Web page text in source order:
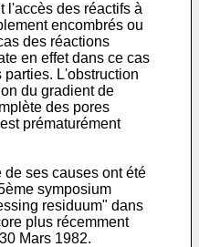
l'accès des réactifs à
encombrés ou
des réactions
en effet dans ce cas
L'obstruction
du gradient de
des pores
prématurément
ses causes ont été
symposium
residuum" dans
plus récemment
Mars 1982.